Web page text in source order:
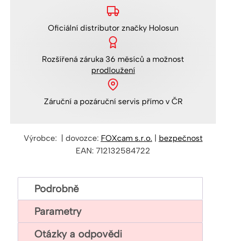
množstvíOficiální distributor značky Holosun
Rozšířená záruka 36 měsíců a možnost
prodloužení
Záruční a pozáruční servis přímo v ČR
Výrobce: | dovozce: FOXcam s.r.o.
bezpečnost
EAN: 712132584722
Podrobně
Parametry
Otázky a odpovědi